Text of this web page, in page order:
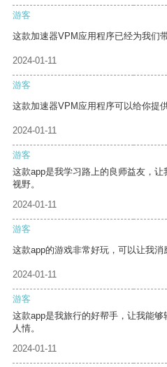
游客
这款加速器VPM应用程序已经为我们
2024-01-11
游客
这款加速器VPM应用程序可以给你提
2024-01-11
游客
这款app是我学习路上的良师益友，
视野。
2024-01-11
游客
这款app的游戏非常好玩，可以让我消
2024-01-11
游客
这款app是我旅行的好帮手，让我能
人情。
2024-01-11